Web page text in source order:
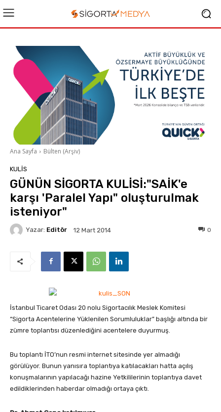
Ana Sayfa Bülten (Arşiv)
KULIS
GÜNÜN SİGORTA KULİSİ:"SAİK'e
karşı 'Paralel Yapı" oluşturulmak
isteniyor"
Yazar: Editör 12 Mart 2014 0
İstanbul Ticaret Odası 20 nolu Sigortacılık Meslek Komitesi
“Sigorta Acentelerine Yüklenilen Sorumluluklar” başlığı altında bir
zümre toplantısı düzenlediğini acentelere duyurmuş.
Bu toplantı İTO’nun resmi internet sitesinde yer almadığı
görülüyor. Bunun yanısıra toplantıya katılacakları hatta açılış
konuşmalarının yapılacağı hazine Yetkililerinin toplantıya davet
edildiklerinden haberdar olmadığı ortaya çıktı.